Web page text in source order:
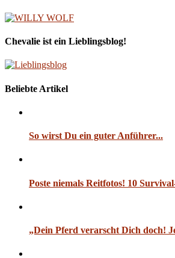
Chevalie ist ein Lieblingsblog!
Beliebte Artikel
So wirst Du ein guter Anführer...
Poste niemals Reitfotos! 10
„Dein Pferd verarscht Dich doch!